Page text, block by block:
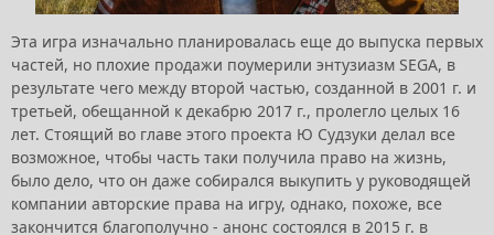
Эта игра изначально планировалась еще до выпуска первых
частей, но плохие продажи поумерили энтузиазм SEGA, в
результате чего между второй частью, созданной в 2001 г. и
третьей, обещанной к декабрю 2017 г., пролегло целых 16
лет. Стоящий во главе этого проекта Ю Судзуки делал все
возможное, чтобы часть таки получила право на жизнь,
было дело, что он даже собирался выкупить у руководящей
компании авторские права на игру, однако, похоже, все
закончится благополучно - анонс состоялся в 2015 г. в